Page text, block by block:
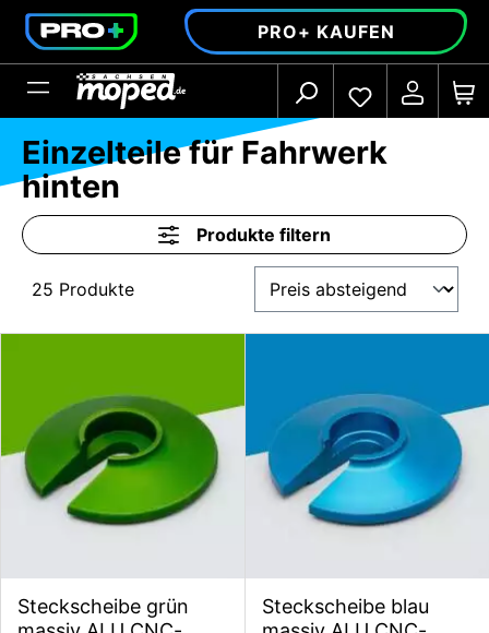
springen PRO+ KAUFEN
Einzelteile für Fahrwerk
hinten
Produkte filtern
25 Produkte
Steckscheibe grün
Steckscheibe blau